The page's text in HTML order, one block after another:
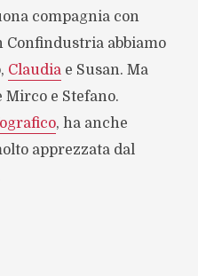
compagnia con
Confindustria abbiamo
Claudiae Susan. Ma
e Stefano.
, ha anche
apprezzata dal